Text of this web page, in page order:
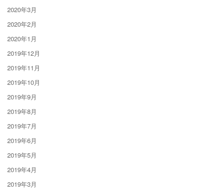
2020年3月
2020年2月
2020年1月
2019年12月
2019年11月
2019年10月
2019年9月
2019年8月
2019年7月
2019年6月
2019年5月
2019年4月
2019年3月